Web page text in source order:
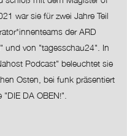
war sie für zwei Jahre Teil
der ARD
und von "tagesschau24". In
Podcast" beleuchtet sie
Osten, bei funk präsentiert
"DIE DA OBEN!".